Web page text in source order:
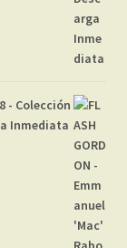
- Colección
Inmediata